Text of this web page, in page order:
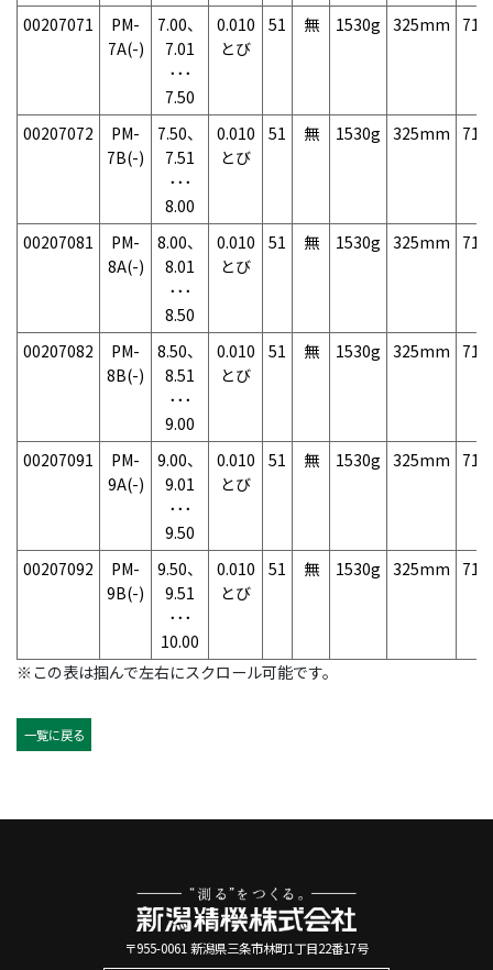
00207071
PM-
7A(-)
7.00、
7.01
･･･
7.50
0.010
とび
51 無 1530g 325mm
00207072
PM-
7B(-)
7.50、
7.51
･･･
8.00
0.010
とび
51 無 1530g 325mm
00207081
PM-
8A(-)
8.00、
8.01
･･･
8.50
0.010
とび
51 無 1530g 325mm
00207082
PM-
8B(-)
8.50、
8.51
･･･
9.00
0.010
とび
51 無 1530g 325mm
00207091
PM-
9A(-)
9.00、
9.01
･･･
9.50
0.010
とび
51 無 1530g 325mm
00207092
PM-
9B(-)
9.50、
9.51
･･･
10.00
0.010
とび
51 無 1530g 325mm
※この表は掴んで左右にスクロール可能です。
一覧に戻る
〒955-0061 新潟県三条市林町1丁目22番17号